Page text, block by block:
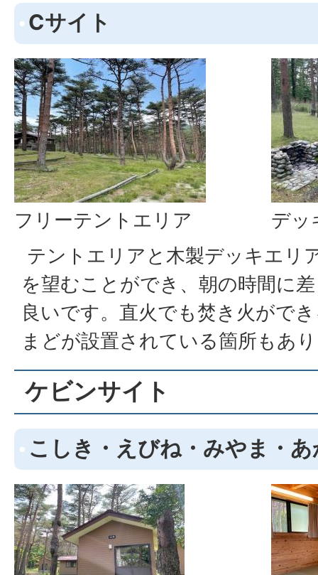
Cサイト
フリーテントエリア
デッ
テントエリアと木製デッキエリ
を望むことができ、朝の時間に
良いです。直火でも焚き火がで
まどが設置されている箇所もあ
ケビンサイト
こしき・えびね・みやま・